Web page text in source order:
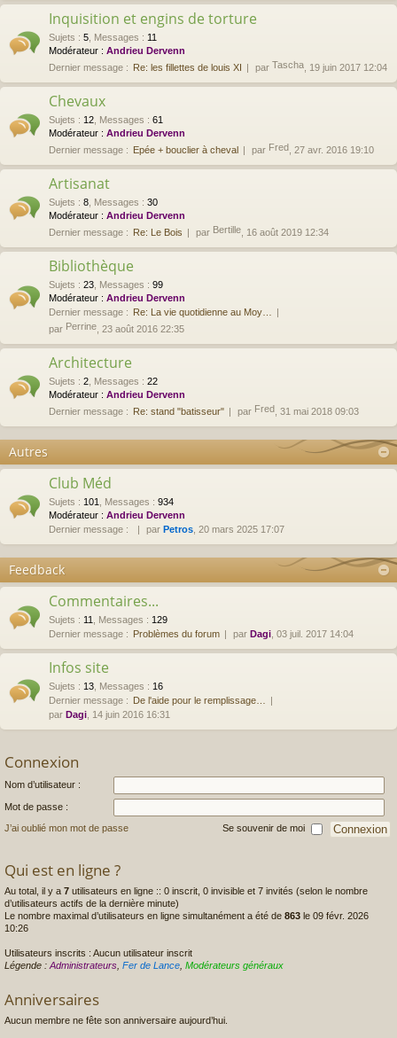
Inquisition et engins de torture
Sujets : 5 Messages : 11
Modérateur : Andrieu Dervenn
Dernier message : Re: les fillettes de louis XI par Tascha , 19 juin 2017 12:04
Chevaux
Sujets : 12 Messages : 61
Modérateur : Andrieu Dervenn
Dernier message : Epée + bouclier à cheval par Fred , 27 avr. 2016 19:10
Artisanat
Sujets : 8 Messages : 30
Modérateur : Andrieu Dervenn
Dernier message : Re: Le Bois par Bertille , 16 août 2019 12:34
Bibliothèque
Sujets : 23 Messages : 99
Modérateur : Andrieu Dervenn
Dernier message : Re: La vie quotidienne au Moy…
par Perrine , 23 août 2016 22:35
Architecture
Sujets : 2 Messages : 22
Modérateur : Andrieu Dervenn
Dernier message : Re: stand "batisseur" par Fred , 31 mai 2018 09:03
Autres
Club Méd
Sujets : 101 Messages : 934
Modérateur : Andrieu Dervenn
Dernier message :
par Petros , 20 mars 2025 17:07
Feedback
Commentaires...
Sujets : 11 Messages : 129
Dernier message : Problèmes du forum par Dagi , 03 juil. 2017 14:04
Infos site
Sujets : 13 Messages : 16
Dernier message : De l'aide pour le remplissage…
par Dagi , 14 juin 2016 16:31
Connexion
Nom d’utilisateur :
Mot de passe :
J’ai oublié mon mot de passe Se souvenir de moi
Qui est en ligne ?
Au total, il y a 7 utilisateurs en ligne :: 0 inscrit, 0 invisible et 7 invités (selon le nombre
d’utilisateurs actifs de la dernière minute)
Le nombre maximal d’utilisateurs en ligne simultanément a été de 863 le 09 févr. 2026
10:26
Utilisateurs inscrits : Aucun utilisateur inscrit
Légende : Administrateurs Fer de Lance Modérateurs généraux
Anniversaires
Aucun membre ne fête son anniversaire aujourd’hui.